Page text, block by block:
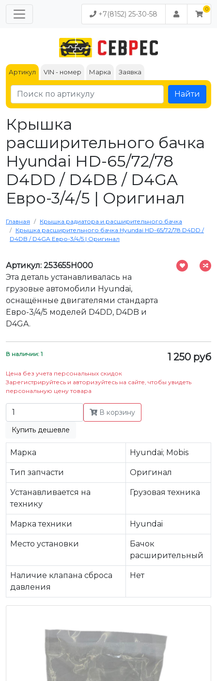
+7(8152) 25-30-58
Артикул VIN - номер Марка Заявка
Найти
Крышка
расширительного бачка
Hyundai HD-65/72/78
D4DD / D4DB / D4GA
Евро-3/4/5 | Оригинал
Главная
Крышка радиатора и расширительного бачка
Крышка расширительного бачка Hyundai HD-65/72/78 D4DD /
D4DB / D4GA Евро-3/4/5 | Оригинал
Артикул: 253655H000
Эта деталь устанавливалась на
грузовые автомобили Hyundai,
оснащённые двигателями стандарта
Евро-3/4/5 моделей D4DD, D4DB и
D4GA.
В наличии: 1 1 250 руб
Цена без учета персональных скидок
Зарегистрируйтесь и авторизуйтесь на сайте, чтобы увидеть
персональную цену товара
В корзину
Купить дешевле
Марка Hyundai; Mobis
Тип запчасти Оригинал
Устанавливается на
технику
Грузовая техника
Марка техники Hyundai
Место установки
Бачок
расширительный
Наличие клапана сброса
давления
Нет